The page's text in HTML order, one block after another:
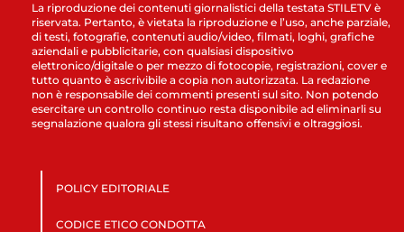
La riproduzione dei contenuti giornalistici della testata STILETV è
riservata. Pertanto, è vietata la riproduzione e l’uso, anche parziale,
di testi, fotografie, contenuti audio/video, filmati, loghi, grafiche
aziendali e pubblicitarie, con qualsiasi dispositivo
elettronico/digitale o per mezzo di fotocopie, registrazioni, cover e
tutto quanto è ascrivibile a copia non autorizzata. La redazione
non è responsabile dei commenti presenti sul sito. Non potendo
esercitare un controllo continuo resta disponibile ad eliminarli su
segnalazione qualora gli stessi risultano offensivi e oltraggiosi.
POLICY EDITORIALE
CODICE ETICO CONDOTTA